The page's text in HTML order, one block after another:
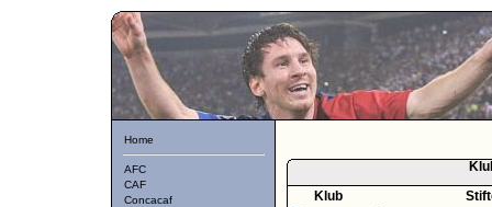
Home
AFC
CAF
Concacaf
Klub